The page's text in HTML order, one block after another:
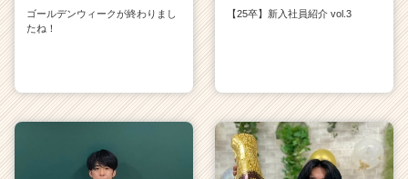
ゴールデンウィークが終わりまし
たね！
【25卒】新入社員紹介 vol.3